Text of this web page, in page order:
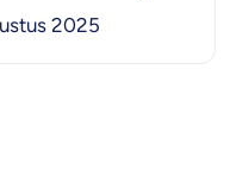
2025